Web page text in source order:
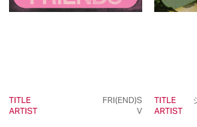
TITLE
FRI(END)S
ARTIST
V
TITLE
ARTIST